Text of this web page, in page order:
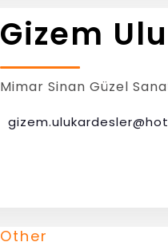
Gizem
Mimar Sinan Güzel
Other